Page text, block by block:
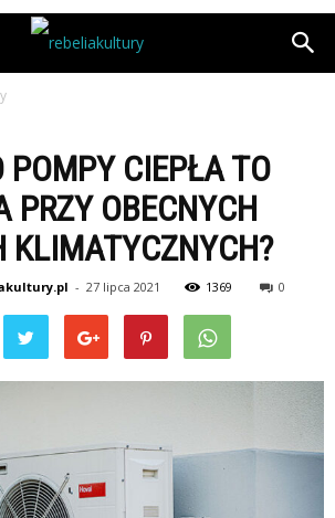
POMPY CIEPŁA TO
PRZY OBECNYCH
KLIMATYCZNYCH?
- 27 lipca 2021 1369 0